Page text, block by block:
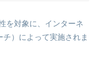
を対象に、インターネ
）によって実施されま